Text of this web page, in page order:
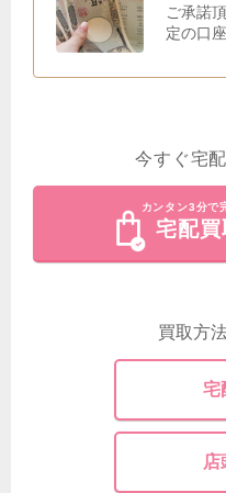
ご承諾
定の口
今すぐ宅
カンタン3分で
宅配
買取方
宅
店